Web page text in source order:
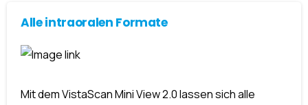
Alle intraoralen Formate
Mit dem VistaScan Mini View 2.0 lassen sich alle